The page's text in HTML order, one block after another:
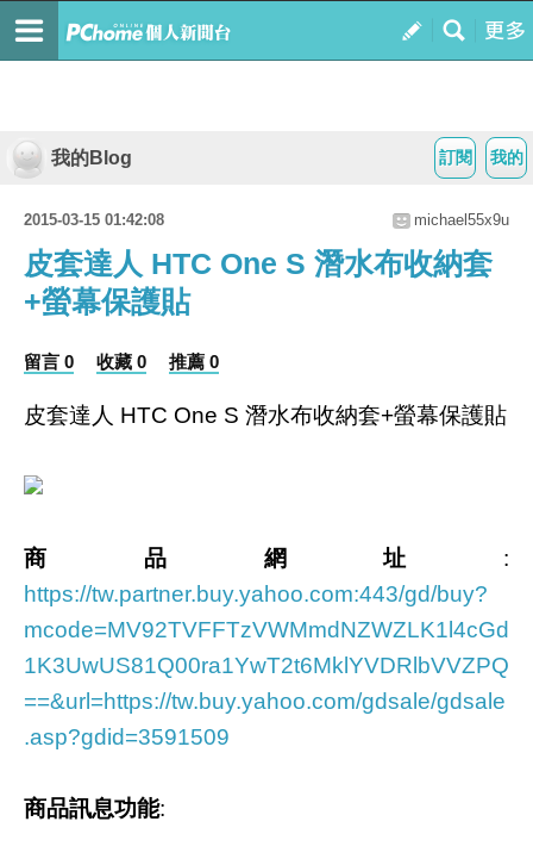
我的
訂閱
我的Blog
2015-03-15 01:42:08 michael55x9u
皮套達人 HTC One S 潛水布收納套
+螢幕保護貼
留言 0 收藏 0 推薦 0
皮套達人 HTC One S 潛水布收納套+螢幕保護貼
商品網址 :
https://tw.partner.buy.yahoo.com:443/gd/buy?
mcode=MV92TVFFTzVWMmdNZWZLK1l4cGd
1K3UwUS81Q00ra1YwT2t6MklYVDRlbVVZPQ
==&url=https://tw.buy.yahoo.com/gdsale/gdsale
.asp?gdid=3591509
商品訊息功能: